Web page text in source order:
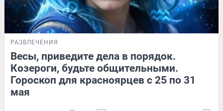
РАЗВЛЕЧЕНИЯ
Весы, приведите дела в порядок.
Козероги, будьте общительными.
Гороскоп для красноярцев с 25 по 31
мая